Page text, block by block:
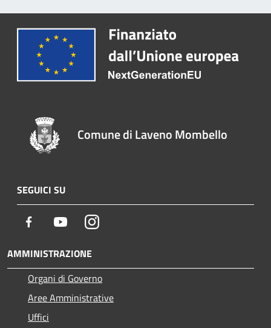
Comune di Laveno Mombello
SEGUICI SU
Facebook YoutubeInstagram
AMMINISTRAZIONE
Organi di Governo
Aree Amministrative
Uffici